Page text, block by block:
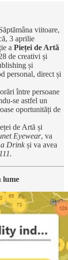
viitoare,
3 aprilie
a Pieței de Artă
de creativi și
și
personal, direct și
între persoane
se astfel un
oportunități de
de Artă și
Eyewear, va
Drink și va avea
lume